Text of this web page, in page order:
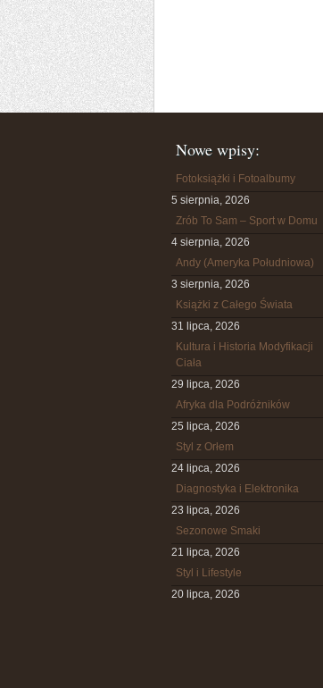
Nowe wpisy:
Fotoksiążki i Fotoalbumy
5 sierpnia, 2026
Zrób To Sam – Sport w Domu
4 sierpnia, 2026
Andy (Ameryka Południowa)
3 sierpnia, 2026
Książki z Całego Świata
31 lipca, 2026
Kultura i Historia Modyfikacji
Ciała
29 lipca, 2026
Afryka dla Podróżników
25 lipca, 2026
Styl z Orłem
24 lipca, 2026
Diagnostyka i Elektronika
23 lipca, 2026
Sezonowe Smaki
21 lipca, 2026
Styl i Lifestyle
20 lipca, 2026